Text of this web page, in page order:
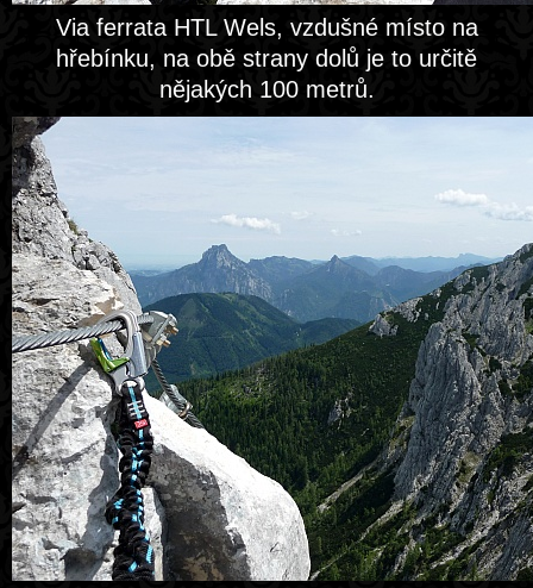
Via ferrata HTL Wels, vzdušné místo na
hřebínku, na obě strany dolů je to určitě
nějakých 100 metrů.